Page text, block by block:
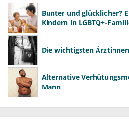
Bunter und glücklicher?
Kindern in LGBTQ+-
Die wichtigsten
Alternative
Mann